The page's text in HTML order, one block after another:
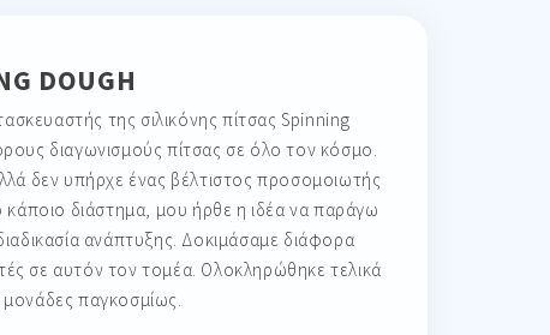
DOUGH
της σιλικόνης πίτσας Spinning
διαγωνισμούς πίτσας σε όλο τον κόσμο.
δεν υπήρχε ένας βέλτιστος προσομοιωτής
διάστημα, μου ήρθε η ιδέα να παράγω
ανάπτυξης. Δοκιμάσαμε διάφορα
σε αυτόν τον τομέα. Ολοκληρώθηκε τελικά
μονάδες παγκοσμίως.